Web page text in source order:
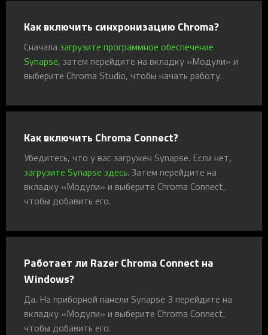
Как включить синхронизацию Chroma?
Сначала загрузите программное обеспечение
Synapse, затем перейдите на вкладку «Модули» и
выберите Chroma Studio, чтобы начать работу.
Как включить Chroma Connect?
Убедитесь, что у вас загружен Synapse. Если нет,
загрузите Synapse здесь. Затем перейдите на
вкладку «Модули» и выберите Chroma Connect,
чтобы добавить его.
Работает ли Razer Chroma Connect на
Windows?
Да. На приборной панели Synapse 3 перейдите на
вкладку «Модули» и выберите Chroma Connect,
чтобы добавить его.